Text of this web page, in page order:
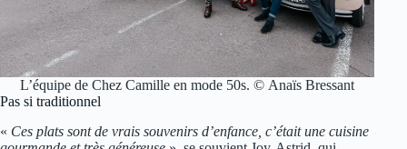
L’équipe de Chez Camille en mode 50s. © Anaïs Bressant
Pas si traditionnel
« Ces plats sont de vrais souvenirs d’enfance, c’était une cuisine